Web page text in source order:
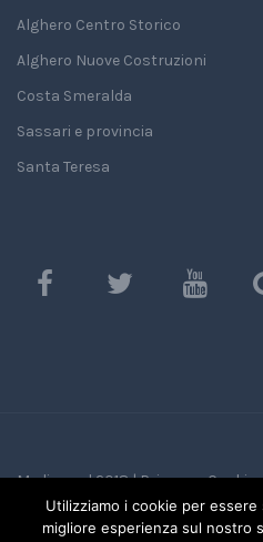
Alghero Centro Storico
Alghero Nuove Costruzioni
Costa Smeralda
Sassari e provincia
Santa Teresa
Mediasard 2018 |Privacy e Cookie
Utilizziamo i cookie per
migliore esperienza sul nostro